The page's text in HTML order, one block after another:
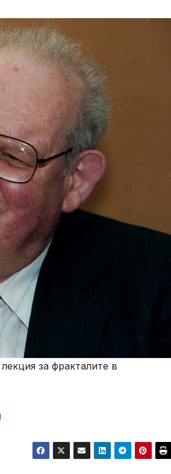
за фракталите в